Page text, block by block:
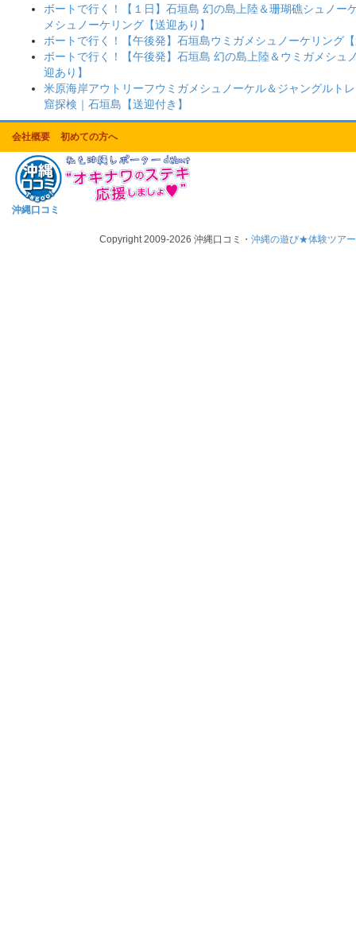
ボートで行く！【１日】石垣島 幻の島上陸＆珊瑚礁シュノー
メシュノーケリング【送迎あり】
ボートで行く！【午後発】石垣島ウミガメシュノーケリング
ボートで行く！【午後発】石垣島 幻の島上陸＆ウミガメシュ
迎あり】
米原海岸アウトリーフウミガメシュノーケル＆ジャングルト
窟探検｜石垣島【送迎付き】
会社概要 初めての方へ
沖縄口コミ
Copyright 2009-2026 沖縄口コミ・沖縄の遊び★体験ツアー